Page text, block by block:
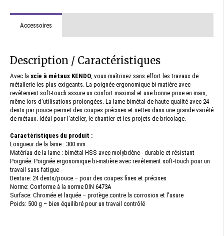
Accessoires
Description / Caractéristiques
Avec la scie à métaux KENDO, vous maîtrisez sans effort les travaux de
métallerie les plus exigeants. La poignée ergonomique bi-matière avec
revêtement soft-touch assure un confort maximal et une bonne prise en main,
même lors d'utilisations prolongées. La lame bimétal de haute qualité avec 24
dents par pouce permet des coupes précises et nettes dans une grande variété
de métaux. Idéal pour l'atelier, le chantier et les projets de bricolage.
Caractéristiques du produit :
Longueur de la lame : 300 mm
Matériau de la lame : bimétal HSS avec molybdène - durable et résistant
Poignée: Poignée ergonomique bi-matière avec revêtement soft-touch pour un
travail sans fatigue
Denture: 24 dents/pouce – pour des coupes fines et précises
Norme: Conforme à la norme DIN 6473A
Surface: Chromée et laquée – protège contre la corrosion et l'usure
Poids: 500 g – bien équilibré pour un travail contrôlé